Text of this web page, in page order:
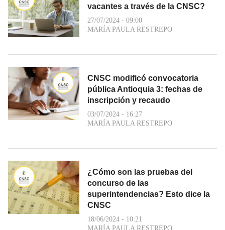
vacantes a través de la CNSC?
27/07/2024 - 09:00
MARÍA PAULA RESTREPO
CNSC modificó convocatoria
pública Antioquia 3: fechas de
inscripción y recaudo
03/07/2024 - 16:27
MARÍA PAULA RESTREPO
¿Cómo son las pruebas del
concurso de las
superintendencias? Esto dice la
CNSC
18/06/2024 - 10:21
MARÍA PAULA RESTREPO